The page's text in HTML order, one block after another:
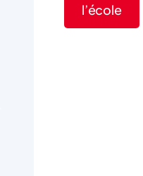
l’école